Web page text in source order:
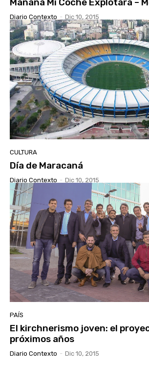
Diario Contexto - Dic 10, 2015
CULTURA
Día de Maracaná
Diario Contexto - Dic 10, 2015
PAÍS
El kirchnerismo joven: el
próximos años
Diario Contexto - Dic 10, 2015